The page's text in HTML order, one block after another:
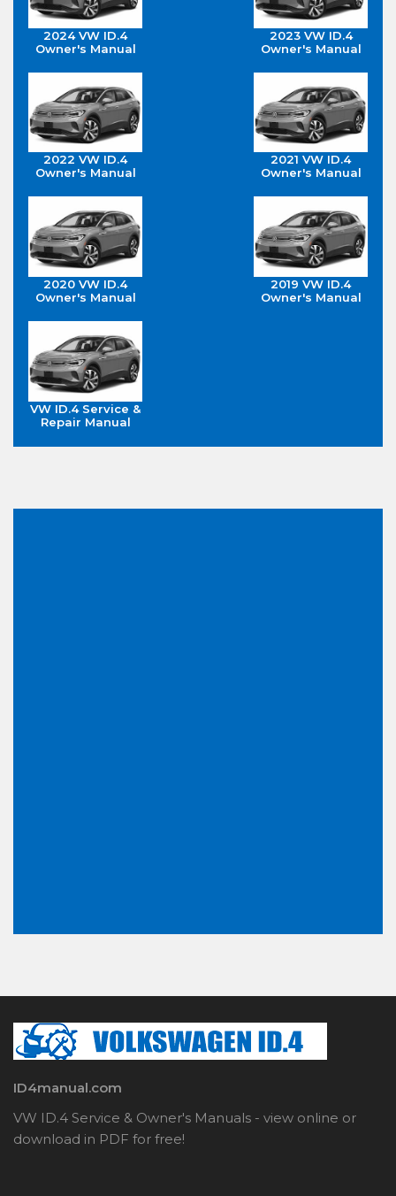
2024 VW ID.4
Owner's Manual
2023 VW ID.4
Owner's Manual
2022 VW ID.4
Owner's Manual
2021 VW ID.4
Owner's Manual
2020 VW ID.4
Owner's Manual
2019 VW ID.4
Owner's Manual
VW ID.4 Service &
Repair Manual
ID4manual.com
VW ID.4 Service & Owner's Manuals - view online or
download in PDF for free!